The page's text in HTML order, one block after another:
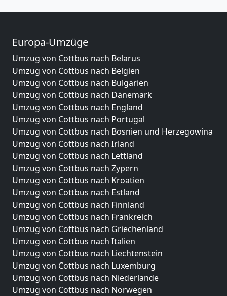
Europa-Umzüge
Umzug von Cottbus nach Belarus
Umzug von Cottbus nach Belgien
Umzug von Cottbus nach Bulgarien
Umzug von Cottbus nach Dänemark
Umzug von Cottbus nach England
Umzug von Cottbus nach Portugal
Umzug von Cottbus nach Bosnien und Herzegowina
Umzug von Cottbus nach Irland
Umzug von Cottbus nach Lettland
Umzug von Cottbus nach Zypern
Umzug von Cottbus nach Kroatien
Umzug von Cottbus nach Estland
Umzug von Cottbus nach Finnland
Umzug von Cottbus nach Frankreich
Umzug von Cottbus nach Griechenland
Umzug von Cottbus nach Italien
Umzug von Cottbus nach Liechtenstein
Umzug von Cottbus nach Luxemburg
Umzug von Cottbus nach Niederlande
Umzug von Cottbus nach Norwegen